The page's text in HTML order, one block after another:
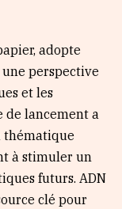
adopte
perspective
et les
de lancement a
thématique
à stimuler un
futurs. ADN
clé pour